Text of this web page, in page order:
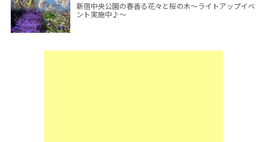
新宿中央公園の春香る花々と桜の木～ライトアップイベ
ント実施中♪～